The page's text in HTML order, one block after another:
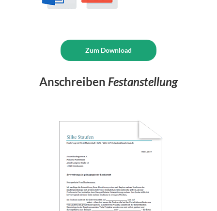
Zum Download
Anschreiben Festanstellung